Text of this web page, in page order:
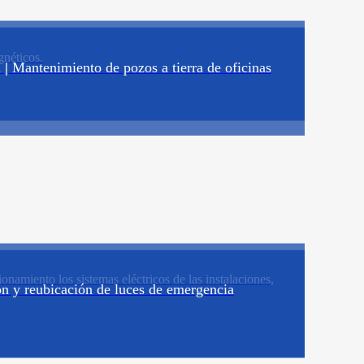
|Mantenimiento de pozos a tierra de oficinas
los sistemas eléctricos de las instalaciones,
y reubicación de luces de emergencia